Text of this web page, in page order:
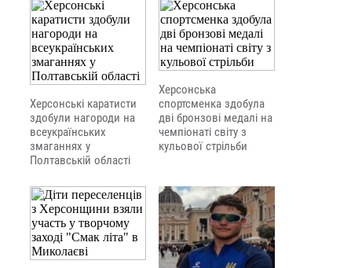
Херсонські каратисти
здобули нагороди на
всеукраїнських
змаганнях у
Полтавській області
Херсонська
спортсменка здобула
дві бронзові медалі на
чемпіонаті світу з
кульової стрільби